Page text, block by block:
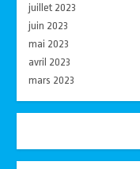
juillet 2023
juin 2023
mai 2023
avril 2023
mars 2023